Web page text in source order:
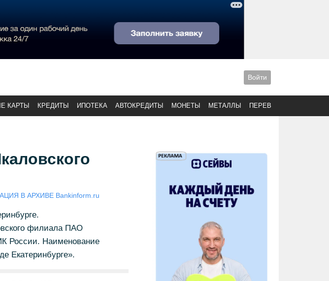
Войти
КАРТЫ КРЕДИТЫ ИПОТЕКА АВТОКРЕДИТЫ МОНЕТЫ МЕТАЛЛЫ ПЕРЕВОДЫ
В АРХИВЕ Bankinform.ru
филиала ПАО
России. Наименование
Екатеринбурге».